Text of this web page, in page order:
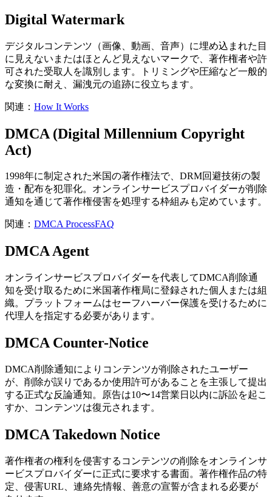
Digital Watermark
デジタルコンテンツ（画像、動画、音声）に埋め込まれた目
に見えないまたはほとんど見えないマークで、著作権者や許
可された受取人を識別します。トリミングや圧縮など一般的
な変換に耐え、漏洩元の追跡に役立ちます。
関連： How It Works
DMCA (Digital Millennium Copyright
Act)
1998年に制定された米国の著作権法で、DRM回避技術の製
造・配布を犯罪化。オンラインサービスプロバイダーが削除
通知を通じて著作権侵害を処理する枠組みも定めています。
関連： DMCA ProcessFAQ
DMCA Agent
オンラインサービスプロバイダーを代表してDMCA削除通
知を受け取るために米国著作権局に登録された個人または組
織。プラットフォームはセーフハーバー保護を受けるために
代理人を指定する必要があります。
DMCA Counter-Notice
DMCA削除通知によりコンテンツが削除されたユーザー
が、削除が誤りであるか使用許可があることを主張して提出
する正式な反論通知。原告は10〜14営業日以内に訴訟を起こ
すか、コンテンツは復元されます。
DMCA Takedown Notice
著作権者の権利を侵害するコンテンツの削除をオンラインサ
ービスプロバイダーに正式に要求する書面。著作権作品の特
定、侵害URL、連絡先情報、善意の宣誓が含まれる必要が